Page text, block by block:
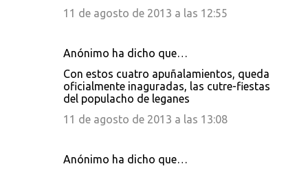
11 de agosto de 2013 a las 12:55
Anónimo ha dicho que…
Con estos cuatro apuñalamientos, queda
oficialmente inaguradas, las cutre-fiestas
del populacho de leganes
11 de agosto de 2013 a las 13:08
Anónimo ha dicho que…